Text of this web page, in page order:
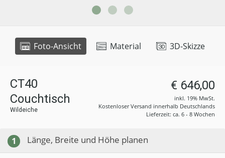
Foto-Ansicht Material 3D-Skizze
CT40
Couchtisch
Wildeiche
€ 646,00
inkl. 19% MwSt.
Kostenloser Versand innerhalb Deutschlands
Lieferzeit: ca. 6 - 8 Wochen
1 Länge, Breite und Höhe planen